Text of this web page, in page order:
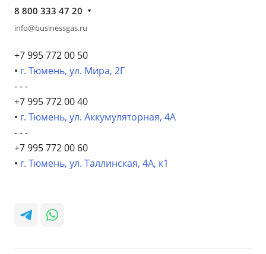
8 800 333 47 20
info@businessgas.ru
+7 995 772 00 50
• г. Тюмень, ул. Мира, 2Г
- - -
+7 995 772 00 40
• г. Тюмень, ул. Аккумуляторная, 4А
- - -
+7 995 772 00 60
• г. Тюмень, ул. Таллинская, 4А, к1